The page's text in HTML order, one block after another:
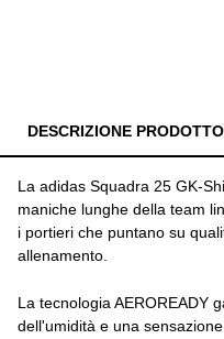
DESCRIZIONE PRODOTTO
La adidas Squadra 25 GK-
maniche lunghe della team
i portieri che puntano su
allenamento.
La tecnologia AEROREADY
dell'umidità e una